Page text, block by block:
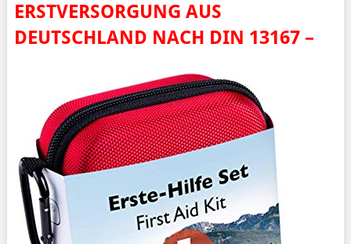
ERSTVERSORGUNG AUS
DEUTSCHLAND NACH DIN 13167 –